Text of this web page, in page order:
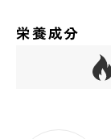
栄養成分